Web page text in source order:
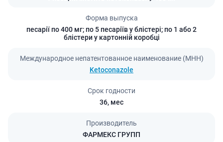
Форма выпуска
песарії по 400 мг; по 5 песаріїв у блістері; по 1 або 2
блістери у картонній коробці
Международное непатентованное наименование (МНН)
Ketoconazole
Срок годности
36, мес
Производитель
ФАРМЕКС ГРУПП